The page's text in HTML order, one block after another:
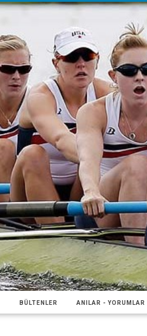
BÜLTENLER ANILAR - YORUMLAR